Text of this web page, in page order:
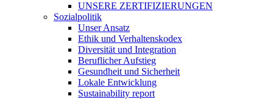
UNSERE ZERTIFIZIERUNGEN
Sozialpolitik
Unser Ansatz
Ethik und Verhaltenskodex
Diversität und Integration
Beruflicher Aufstieg
Gesundheit und Sicherheit
Lokale Entwicklung
Sustainability report